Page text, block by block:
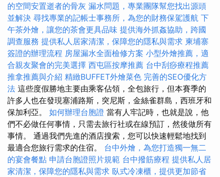
的空間安置逝者的骨灰 漏水問題，專業團隊幫您找出源頭
並解決 尋找專業的記帳士事務所，為您的財務保駕護航 下
午茶外燴，讓您的茶會更具品味 提供海外抓姦協助，跨國
調查服務 提供私人居家清潔，保障您的隱私與需求 柬埔寨
簽證的辦理流程 房屋漏水全面檢修方案 小型外燴推薦，適
合親友聚會的完美選擇 西屯區按摩推薦 台中刮痧療程推薦
推拿推薦與介紹 精緻BUFFET外燴菜色 完善的SEO優化方
法 這些度假勝地主要由乘客佔領，全包旅行，但本賽季的
許多人也在發現塞浦路斯，突尼斯，金絲雀群島，西班牙和
保加利亞。 如何辦理台胞證 當有人牢記時，也就是說，他
們不必做任何事情，只需去旅行社或在線預訂，然後做所有
事情。 通過我們先進的酒店搜索，您可以快速輕鬆地找到
最適合您旅行需求的住宿。 台中外燴，為您打造獨一無二
的宴會餐點 申請台胞證照片規範 台中撥筋療程 提供私人居
家清潔，保障您的隱私與需求 臥式冷凍櫃，提供更加節省